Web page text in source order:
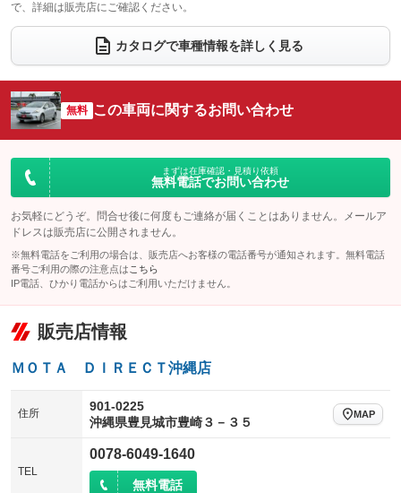
ウォークスルー
：装備なし
電動リアゲート フロントカメラ
：装備なし
：装備なし ：装備なし
サイドカメラ
：装備なし ルーフレール
：装備なし
：装備なし
：装備なし
で、詳細は販売店にご確認ください。
カタログで車種情報を詳しく見る
無料 この車両に関するお問い合わせ
まずは在庫確認・見積り依頼
無料電話でお問い合わせ
お気軽にどうぞ。問合せ後に何度もご連絡が届くことはありません。メールア
ドレスは販売店に公開されません。
※無料電話をご利用の場合は、販売店へお客様の電話番号が通知されます。無料電話
番号ご利用の際の注意点は こちら
IP電話、ひかり電話からはご利用いただけません。
販売店情報
ＭＯＴＡ ＤＩＲＥＣＴ沖縄店
住所
901-0225
沖縄県豊見城市豊崎３－３５
MAP
TEL
0078-6049-1640
無料電話